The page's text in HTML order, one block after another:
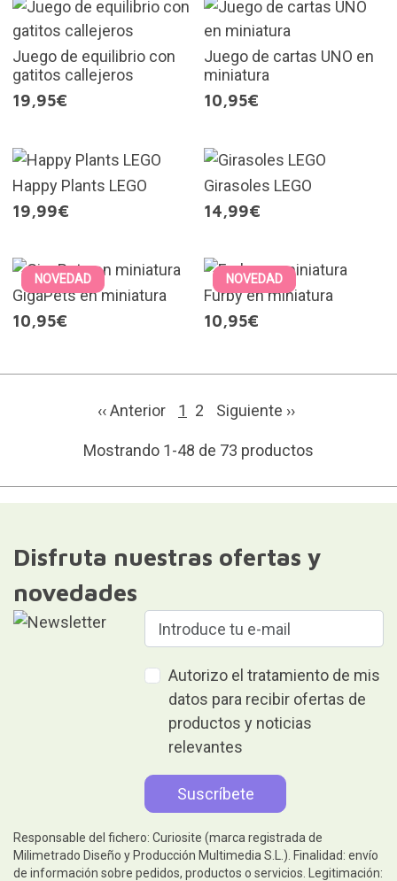
Juego de equilibrio con
gatitos callejeros
19,95€
Juego de cartas UNO en
miniatura
10,95€
Happy Plants LEGO
19,99€
Girasoles LEGO
14,99€
NOVEDAD
GigaPets en miniatura
10,95€
NOVEDAD
Furby en miniatura
10,95€
‹‹ Anterior 1 2 Siguiente ››
Mostrando 1-48 de 73 productos
Disfruta nuestras ofertas y
novedades
Autorizo el tratamiento de mis
datos para recibir ofertas de
productos y noticias
relevantes
Responsable del fichero: Curiosite (marca registrada de
Milimetrado Diseño y Producción Multimedia S.L.). Finalidad: envío
de información sobre pedidos, productos o servicios. Legitimación: